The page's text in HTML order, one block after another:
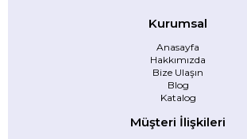
Kurumsal
Anasayfa
Hakkımızda
Bize Ulaşın
Blog
Katalog
Müşteri İlişkileri